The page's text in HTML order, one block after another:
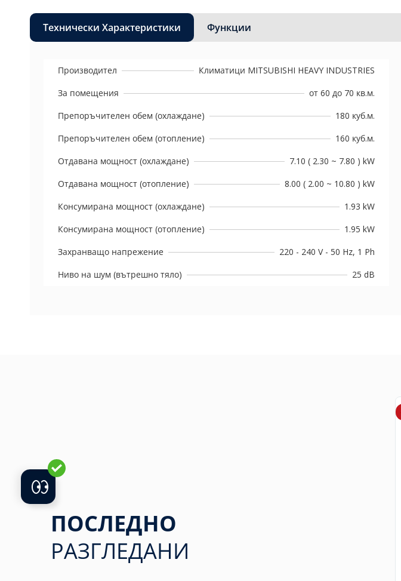
Технически Характеристики Функции
Производител
Климатици MITSUBISHI HEAVY INDUSTRIES
За помещения
от 60 до 70 кв.м.
Препоръчителен обем (охлаждане)
180 куб.м.
Препоръчителен обем (отопление)
160 куб.м.
Отдавана мощност (охлаждане)
7.10 ( 2.30 ~ 7.80 ) kW
Отдавана мощност (отопление)
8.00 ( 2.00 ~ 10.80 ) kW
Консумирана мощност (охлаждане)
1.93 kW
Консумирана мощност (отопление)
1.95 kW
Захранващо напрежение
220 - 240 V - 50 Hz, 1 Ph
Ниво на шум (вътрешно тяло)
25 dB
ПОСЛЕДНО
РАЗГЛЕДАНИ